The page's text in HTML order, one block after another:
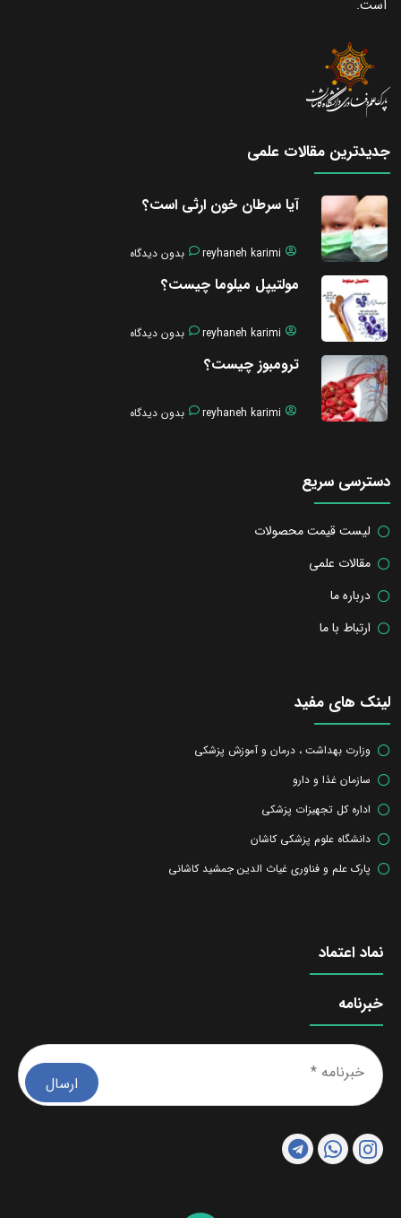
است.
جدیدترین مقالات علمی
آیا سرطان خون ارثی است؟
reyhaneh karimi بدون دیدگاه
مولتیپل میلوما چیست؟
reyhaneh karimi بدون دیدگاه
ترومبوز چیست؟
reyhaneh karimi بدون دیدگاه
دسترسی سریع
لیست قیمت محصولات
مقالات علمی
درباره ما
ارتباط با ما
لینک های مفید
وزارت بهداشت ، درمان و آموزش پزشکی
سازمان غذا و دارو
اداره کل تجهیزات پزشکی
دانشگاه علوم پزشکی کاشان
پارک علم و فناوری غیاث الدین جمشید کاشانی
نماد اعتماد
خبرنامه
*